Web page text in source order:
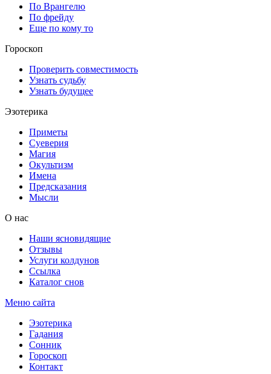
По Врангелю
По фрейду
Еще по кому то
Гороскоп
Проверить совместимость
Узнать судьбу
Узнать будущее
Эзотерика
Приметы
Суеверия
Магия
Окультизм
Имена
Предсказания
Мысли
О нас
Наши ясновидящие
Отзывы
Услуги колдунов
Ссылка
Каталог снов
Меню сайта
Эзотерика
Гадания
Сонник
Гороскоп
Контакт